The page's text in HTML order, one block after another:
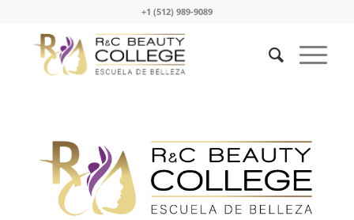
+1 (512) 989-9089